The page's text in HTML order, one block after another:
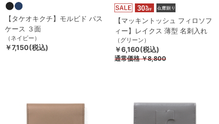
【タケオキクチ】モルビド パス
ケース ３面
（ネイビー）
￥7,150(税込)
【マッキントッシュ フィロソフ
ィー】レイクス 薄型 名刺入れ
（グリーン）
￥6,160(税込)
通常価格￥8,800